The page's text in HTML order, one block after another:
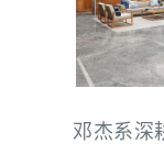
邓杰系深